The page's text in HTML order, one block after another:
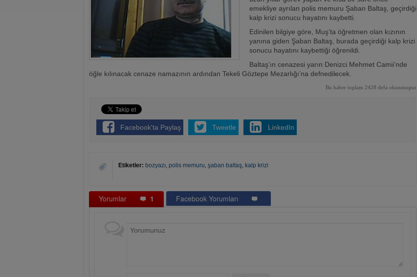
emekliye ayrılan polis memuru Şaban Baltaş, geçirdiği
kalp krizi sonucu hayatını kaybetti.
Edinilen bilgiye göre, Muş’ta öğretmen olan kızının
yanına giden Şaban Baltaş, burada geçirdiği kalp krizi
sonucu hayatını kaybettiği öğrenildi.
Baltaş’ın cenazesi yarın Denizci Mehmet Camii’nde
öğle kılınacak cenaze namazının ardından Tekeli Göztepe Mezarlığı’na defnedilecek.
Bu haber toplam 2428 defa okunmuştur
Facebook'ta Paylaş Tweetle LinkedIn
Etiketler: bozyazı, polis memuru, şaban baltaş, kalp krizi
Yorumlar 1 Facebook Yorumları